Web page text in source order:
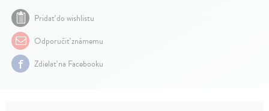
Pridať do wishlistu
Odporučiť známemu
Zdielať na Facebooku